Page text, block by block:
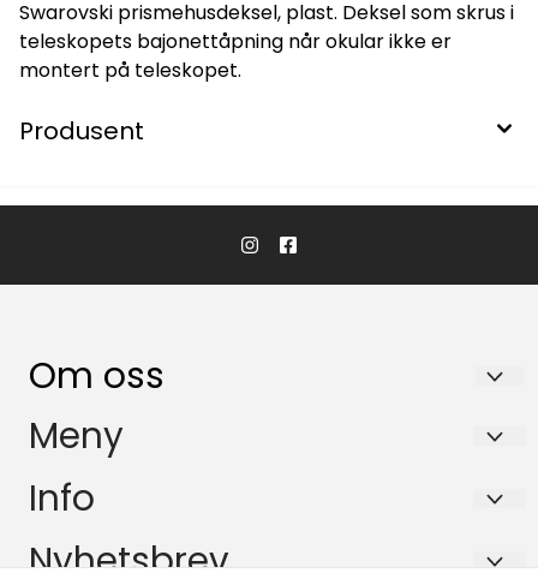
Swarovski prismehusdeksel, plast. Deksel som skrus i
teleskopets bajonettåpning når okular ikke er
montert på teleskopet.
Produsent
Om oss
KikkertSpesialisten AS
Ingvald Ystgaards veg 15
7047 Trondheim
Org. nr. 971146761
Meny
Salgsbetingelser
Miljøprofil
Info
Salgsbetingelser
Nyhetsbrev